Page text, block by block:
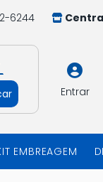
6244
Entrar
EMBREAGEM